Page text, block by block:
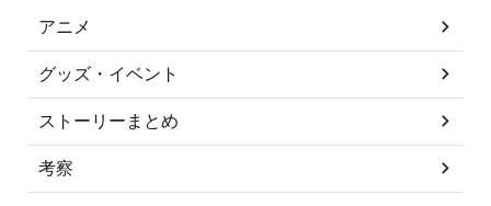
アニメ
グッズ・イベント
ストーリーまとめ
考察